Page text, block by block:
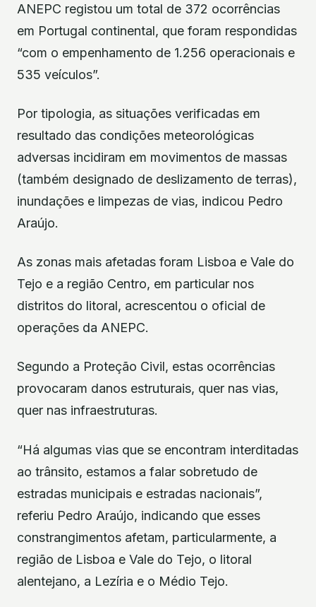
ANEPC registou um total de 372 ocorrências
em Portugal continental, que foram respondidas
“com o empenhamento de 1.256 operacionais e
535 veículos”.
Por tipologia, as situações verificadas em
resultado das condições meteorológicas
adversas incidiram em movimentos de massas
(também designado de deslizamento de terras),
inundações e limpezas de vias, indicou Pedro
Araújo.
As zonas mais afetadas foram Lisboa e Vale do
Tejo e a região Centro, em particular nos
distritos do litoral, acrescentou o oficial de
operações da ANEPC.
Segundo a Proteção Civil, estas ocorrências
provocaram danos estruturais, quer nas vias,
quer nas infraestruturas.
“Há algumas vias que se encontram interditadas
ao trânsito, estamos a falar sobretudo de
estradas municipais e estradas nacionais”,
referiu Pedro Araújo, indicando que esses
constrangimentos afetam, particularmente, a
região de Lisboa e Vale do Tejo, o litoral
alentejano, a Lezíria e o Médio Tejo.